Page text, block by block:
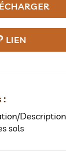
LIEN
:
Description
sols